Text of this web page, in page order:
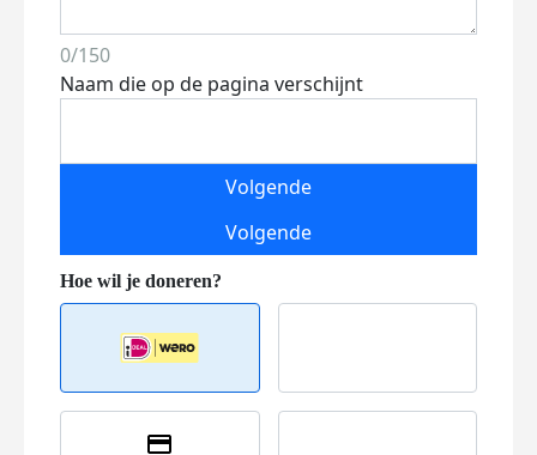
0/150
Naam die op de pagina verschijnt
Volgende
Volgende